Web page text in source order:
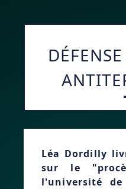
Léa Dordilly
sur le
l'université